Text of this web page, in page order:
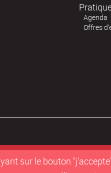
sur le bouton
Agenda
Offres